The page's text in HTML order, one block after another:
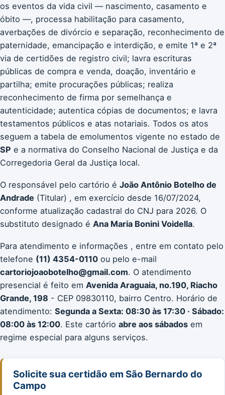
os eventos da vida civil — nascimento, casamento e
óbito —, processa habilitação para casamento,
averbações de divórcio e separação, reconhecimento de
paternidade, emancipação e interdição, e emite 1ª e 2ª
via de certidões de registro civil; lavra escrituras
públicas de compra e venda, doação, inventário e
partilha; emite procurações públicas; realiza
reconhecimento de firma por semelhança e
autenticidade; autentica cópias de documentos; e lavra
testamentos públicos e atas notariais. Todos os atos
seguem a tabela de emolumentos vigente no estado de
SP e a normativa do Conselho Nacional de Justiça e da
Corregedoria Geral da Justiça local.
O responsável pelo cartório é João Antônio Botelho de
Andrade (Titular) , em exercício desde 16/07/2024,
conforme atualização cadastral do CNJ para 2026. O
substituto designado é Ana Maria Bonini Voidella.
Para atendimento e informações , entre em contato pelo
telefone (11) 4354-0110 ou pelo e-mail
cartoriojoaobotelho@gmail.com. O atendimento
presencial é feito em Avenida Araguaia, no.190, Riacho
Grande, 198 - CEP 09830110, bairro Centro. Horário de
atendimento: Segunda a Sexta: 08:30 às 17:30 · Sábado:
08:00 às 12:00. Este cartório abre aos sábados em
regime especial para alguns serviços.
Solicite sua certidão em São Bernardo do
Campo